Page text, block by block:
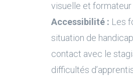
visuelle et formateur
Accessibilité : Les
situation de
contact avec le
difficultés